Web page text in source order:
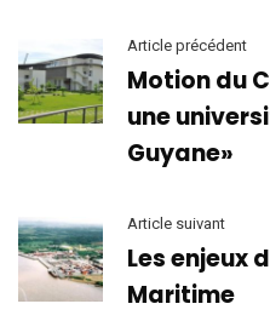
Article précédent
Motion du
une
Guyane»
Article suivant
Les enjeux
Maritime